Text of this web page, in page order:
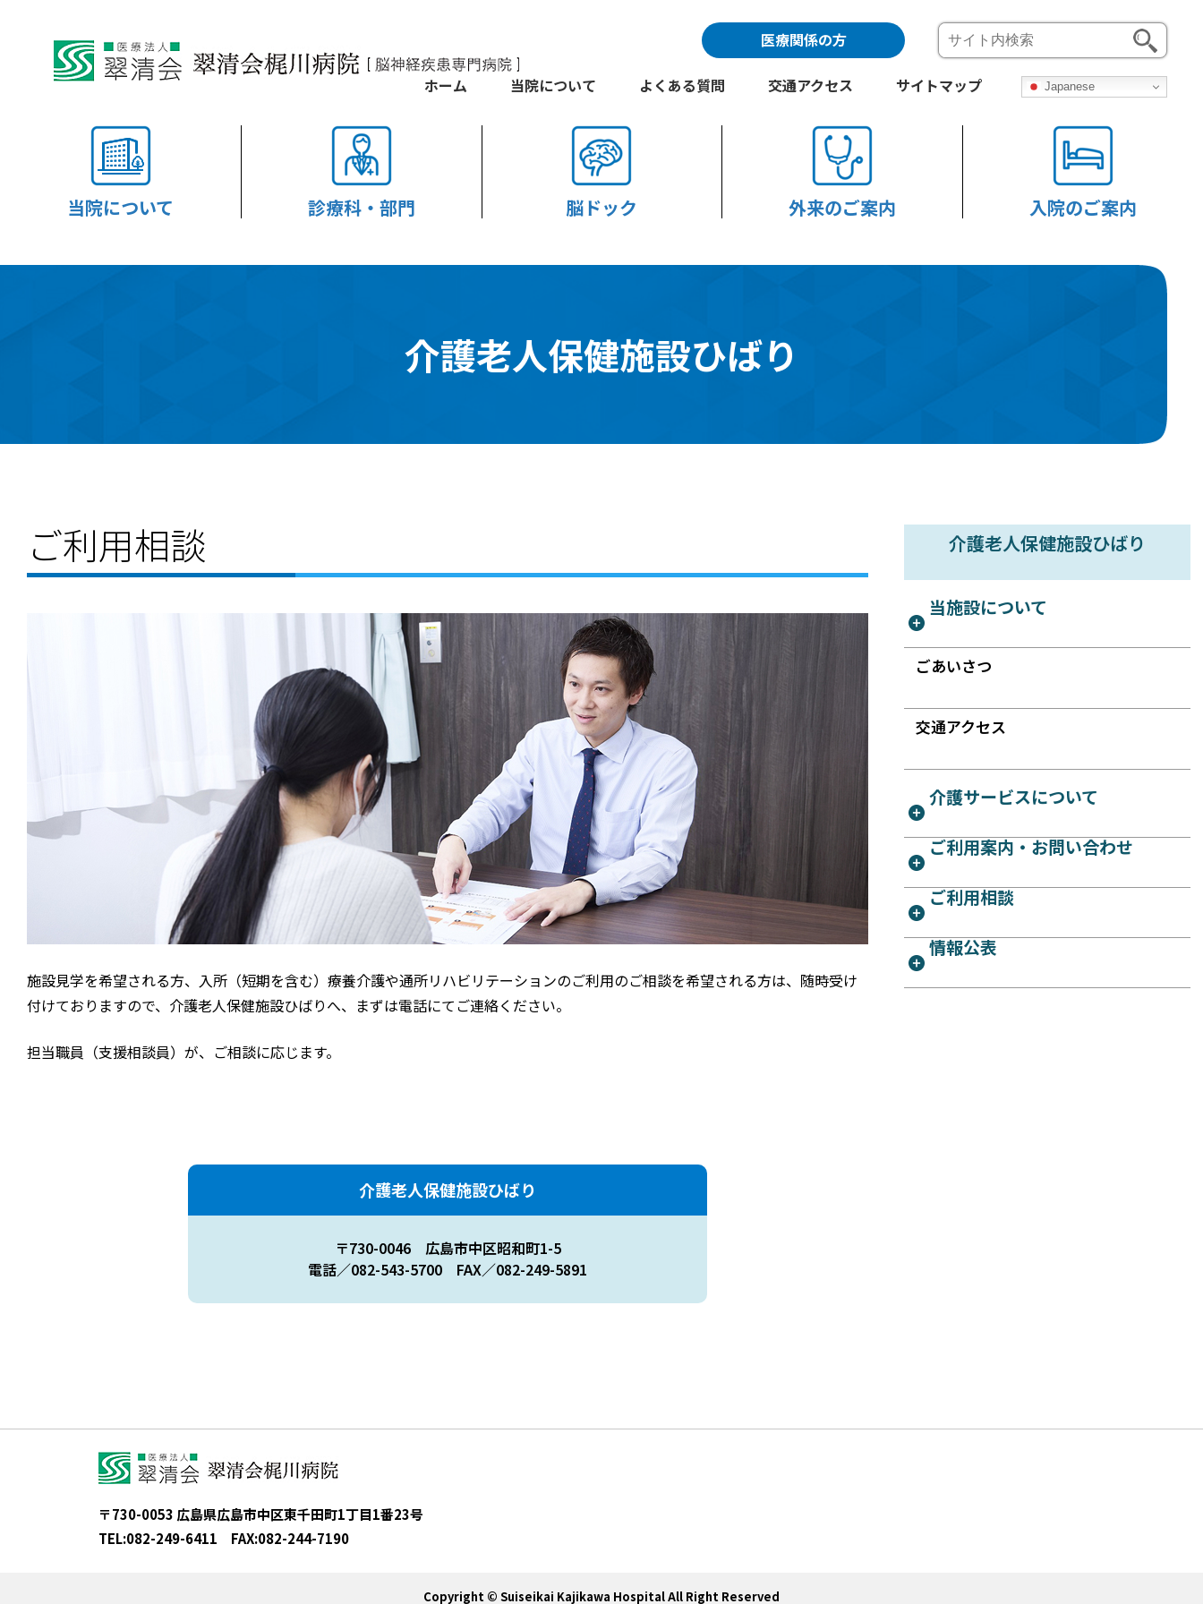
当院について 診療科・部門 脳ドック 外来のご案内 入院のご案内
ホーム 当院について よくある質問 交通アクセス サイトマップ Japanese
医療関係の方
介護老人保健施設ひばり
ご利用相談
施設見学を希望される方、入所（短期を含む）療養介護や通所リハビリテーションのご利用のご相談を希望される方は、随時受け
付けておりますので、介護老人保健施設ひばりへ、まずは電話にてご連絡ください。
担当職員（支援相談員）が、ご相談に応じます。
介護老人保健施設ひばり
〒730-0046 広島市中区昭和町1-5
電話／082-543-5700 FAX／082-249-5891
介護老人保健施設ひばり
当施設について
ごあいさつ
交通アクセス
介護サービスについて
ご利用案内・お問い合わせ
ご利用相談
情報公表
〒730-0053 広島県広島市中区東千田町1丁目1番23号
TEL:082-249-6411 FAX:082-244-7190
Copyright © Suiseikai Kajikawa Hospital All Right Reserved